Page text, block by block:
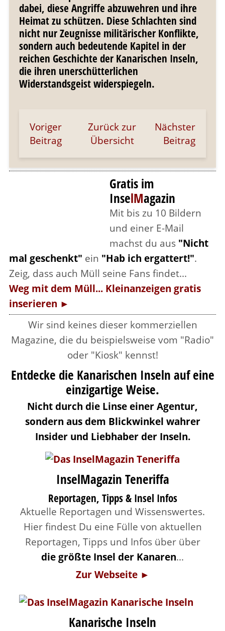
dabei, diese Angriffe abzuwehren und ihre
Heimat zu schützen. Diese Schlachten sind
nicht nur Zeugnisse militärischer Konflikte,
sondern auch bedeutende Kapitel in der
reichen Geschichte der Kanarischen Inseln,
die ihren unerschütterlichen
Widerstandsgeist widerspiegeln.
Voriger
Beitrag
Zurück zur
Übersicht
Nächster
Beitrag
Gratis im
InselMagazin
Mit bis zu 10 Bildern
und einer E-Mail
machst du aus "Nicht
mal geschenkt" ein "Hab ich ergattert!".
Zeig, dass auch Müll seine Fans findet...
Weg mit dem Müll... Kleinanzeigen gratis
inserieren ►
Wir sind keines dieser kommerziellen
Magazine, die du beispielsweise vom "Radio"
oder "Kiosk" kennst!
Entdecke die Kanarischen Inseln auf eine
einzigartige Weise.
Nicht durch die Linse einer Agentur,
sondern aus dem Blickwinkel wahrer
Insider und Liebhaber der Inseln.
InselMagazin Teneriffa
Reportagen, Tipps & Insel Infos
Aktuelle Reportagen und Wissenswertes.
Hier findest Du eine Fülle von aktuellen
Reportagen, Tipps und Infos über über
die größte Insel der Kanaren...
Zur Webseite ►
Kanarische Inseln